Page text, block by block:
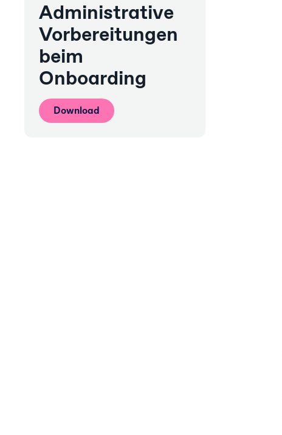
Administrative
Vorbereitungen
beim
Onboarding
Download